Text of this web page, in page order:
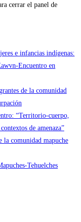
cerrar el panel de
e infancias indígenas:
Encuentro en
de la comunidad
“Territorio-cuerpo,
de amenaza”
la comunidad mapuche
Tehuelches